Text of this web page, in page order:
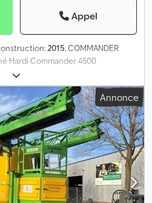
Appel
2015, COMMANDER
Hardi Commander 4500
Acnor 0020 Rampe de 27,00 m 0030
terminal de commande HC
0060 Guidage automatique de
0080 Porte-buses triple 0090
0100 Capacité de la cuve 4
Voie 2,25 m
Annonce